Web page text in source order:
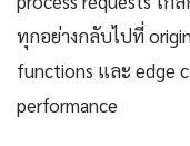
ทุกอย่างกลับไปที่
functions และ edge
performance